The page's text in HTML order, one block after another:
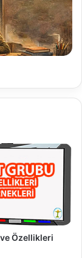
Özellikleri